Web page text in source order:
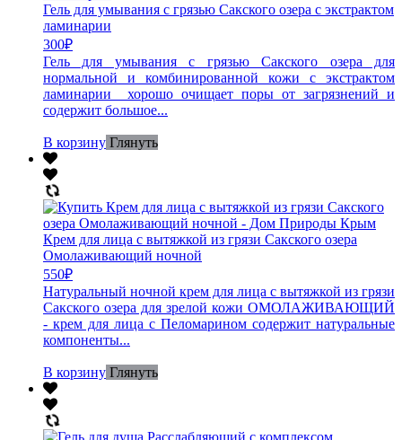
Гель для умывания с грязью Сакского озера с экстрактом
ламинарии
300₽
Гель для умывания с грязью Сакского озера для
нормальной и комбинированной кожи с экстрактом
ламинарии хорошо очищает поры от загрязнений и
содержит большое...
В корзину Глянуть
Крем для лица с вытяжкой из грязи Сакского озера
Омолаживающий ночной
550₽
Натуральный ночной крем для лица с вытяжкой из грязи
Сакского озера для зрелой кожи ОМОЛАЖИВАЮЩИЙ
- крем для лица с Пеломарином содержит натуральные
компоненты...
В корзину Глянуть